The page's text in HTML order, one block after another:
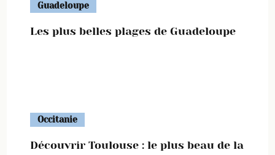
Guadeloupe
Les plus belles plages de Guadeloupe
Occitanie
Découvrir Toulouse : le plus beau de la